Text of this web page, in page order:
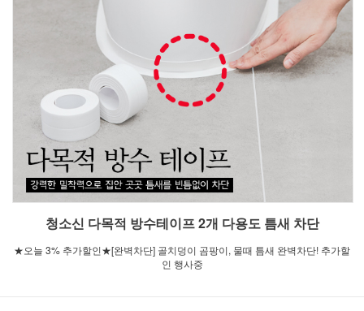
청소신 다목적 방수테이프 2개 다용도 틈새 차단
★오늘 3% 추가할인★[완벽차단] 골치덩이 곰팡이, 물때 틈새 완벽차단! 추가할
인 행사중